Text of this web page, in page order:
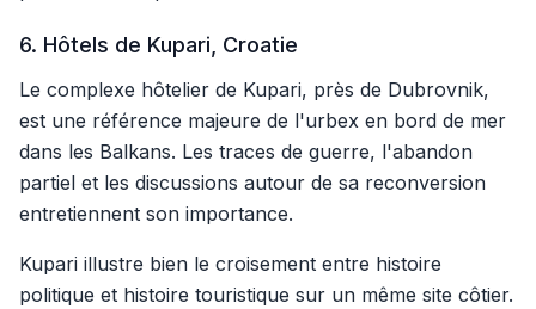
6. Hôtels de Kupari, Croatie
Le complexe hôtelier de Kupari, près de Dubrovnik,
est une référence majeure de l'urbex en bord de mer
dans les Balkans. Les traces de guerre, l'abandon
partiel et les discussions autour de sa reconversion
entretiennent son importance.
Kupari illustre bien le croisement entre histoire
politique et histoire touristique sur un même site côtier.